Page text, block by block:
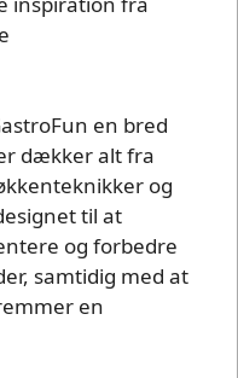
en bred
dækker alt fra
og
til at
og forbedre
samtidig med at
en